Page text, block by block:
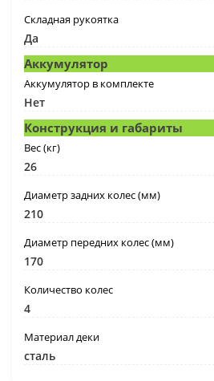
Складная рукоятка
Да
Аккумулятор
Аккумулятор в комплекте
Нет
Конструкция и габариты
Вес (кг)
26
Диаметр задних колес (мм)
210
Диаметр передних колес (мм)
170
Количество колес
4
Материал деки
сталь